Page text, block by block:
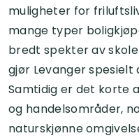
muligheter for
mange typer
bredt spekter av
gjør Levanger
Samtidig er det korte
og handelsområder,
naturskjønne